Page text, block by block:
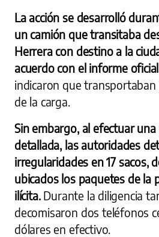
La acción se desarrolló
un camión que transitaba
Herrera con destino a la
acuerdo con el informe
indicaron que
de la carga.
Sin embargo, al efectuar
detallada, las autoridades
irregularidades en 17 sacos,
ubicados los paquetes de la
ilícita. Durante la diligencia
decomisaron dos teléfonos
dólares en efectivo.